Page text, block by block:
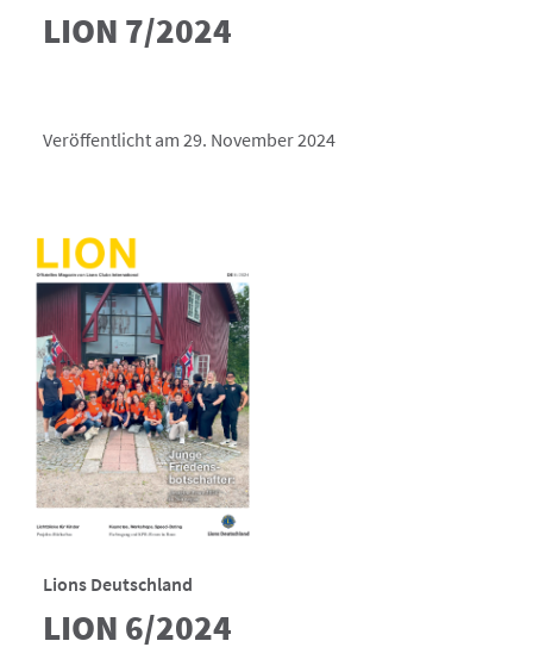
LION 7/2024
Veröffentlicht am 29. November 2024
Lions Deutschland
LION 6/2024